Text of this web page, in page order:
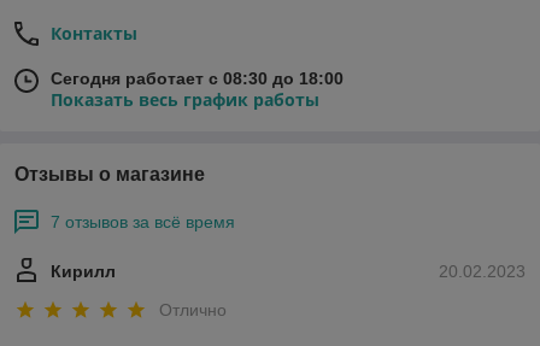
Контакты
Сегодня работает с 08:30 до 18:00
Показать весь график работы
Отзывы о магазине
7 отзывов за всё время
20.02.2023
Кирилл
Отлично